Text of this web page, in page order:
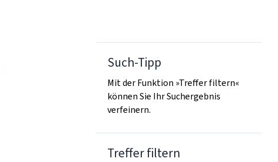
Such-Tipp
Mit der Funktion »Treffer filtern«
können Sie Ihr Suchergebnis
verfeinern.
Treffer filtern